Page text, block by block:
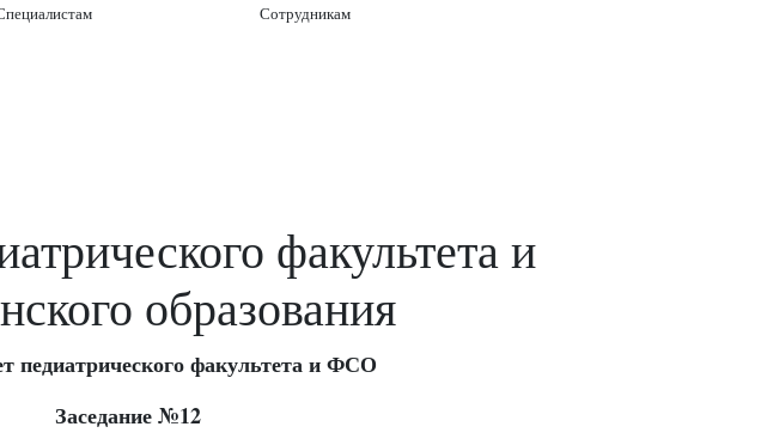
Сотрудникам
факультета и
образования
педиатрического факультета и ФСО
Заседание №12